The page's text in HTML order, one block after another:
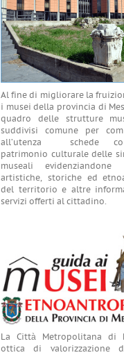
Al fine di migliorare la
i musei della provincia di
quadro delle strutture
suddivisi comune per
all’utenza schede
patrimonio culturale delle
museali
artistiche, storiche ed
del territorio e altre
servizi offerti al
La Città Metropolitana di
ottica di valorizzazione